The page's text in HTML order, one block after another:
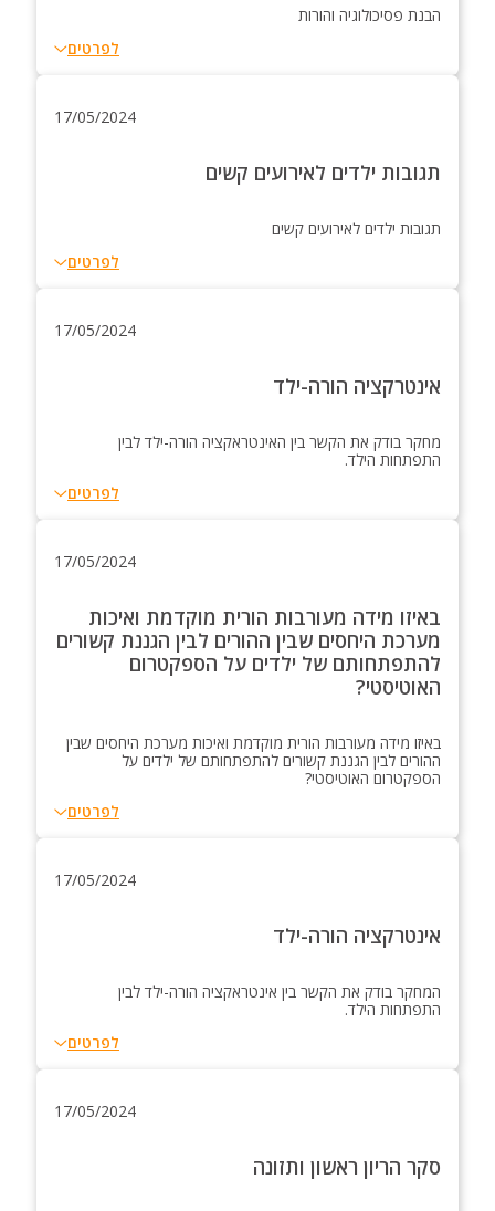
הבנת פסיכולוגיה והורות
לפרטים
תגובות ילדים לאירועים קשים
17/05/2024
תגובות ילדים לאירועים קשים
לפרטים
אינטרקציה הורה-ילד
17/05/2024
מחקר בודק את הקשר בין האינטראקציה הורה-ילד לבין
התפתחות הילד.
לפרטים
באיזו מידה מעורבות הורית מוקדמת ואיכות
מערכת היחסים שבין ההורים לבין הגננת קשורים
להתפתחותם של ילדים על הספקטרום
האוטיסטי?
17/05/2024
באיזו מידה מעורבות הורית מוקדמת ואיכות מערכת היחסים שבין
ההורים לבין הגננת קשורים להתפתחותם של ילדים על
הספקטרום האוטיסטי?
לפרטים
אינטרקציה הורה-ילד
17/05/2024
המחקר בודק את הקשר בין אינטראקציה הורה-ילד לבין
התפתחות הילד.
לפרטים
סקר הריון ראשון ותזונה
17/05/2024